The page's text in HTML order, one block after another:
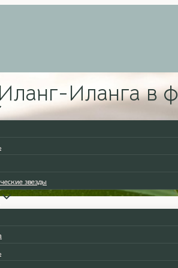
звезды
Иланга в